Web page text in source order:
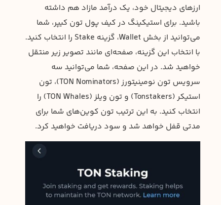
ارزهای دیجیتال خود، یک درآمد مازاد هم داشته
باشید. برای استیکینگ در کیف پول تون کیپر، شما
می‌توانید از بخش Wallet، گزینه Stake را انتخاب کنید.
با انتخاب این گزینه، صفحه‌ای مانند تصویر زیر منتقل
خواهید شد. در این صفحه، شما می‌توانید سه
سرویس تون نومینیتورز (TON Nominators)، تون
استیکر (Tonstakers) و تون ویلز (TON Whales) را
انتخاب کنید. به این ترتیب تون کوین‌های شما برای
مدتی قفل خواهد شد و سود دریافت خواهید کرد.